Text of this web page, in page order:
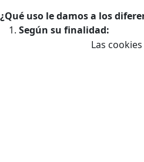
¿Qué uso le damos a los
Según su finalidad:
Las